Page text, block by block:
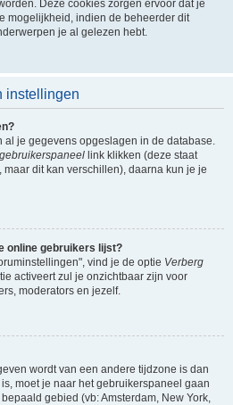
Deze cookies zorgen ervoor dat je
mogelijkheid, indien de beheerder dit
je al gelezen hebt.
instellingen
al je gegevens opgeslagen in de database.
gebruikerspaneel link klikken (deze staat
dit kan verschillen), daarna kun je je
online gebruikers lijst?
vind je de optie Verberg
activeert zul je onzichtbaar zijn voor
moderators en jezelf.
wordt van een andere tijdzone is dan
moet je naar het gebruikerspaneel gaan
gebied (vb: Amsterdam, New York,